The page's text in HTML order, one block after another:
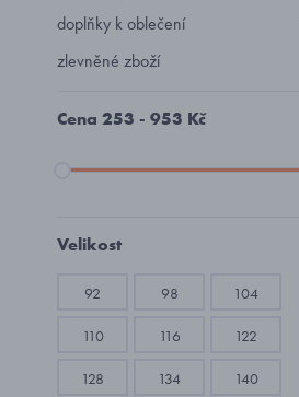
doplňky k oblečení
zlevněné zboží
Cena 253 - 953 Kč
Velikost
92 98 104
110 116 122
128 134 140